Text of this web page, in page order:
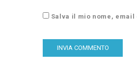
Salva il mio nome,